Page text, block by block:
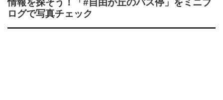
情報を探そう！ 「#自由が丘のバス停」 をミニブ
ログで写真チェック